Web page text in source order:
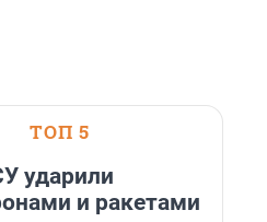
ТОП 5
ударили
и ракетами